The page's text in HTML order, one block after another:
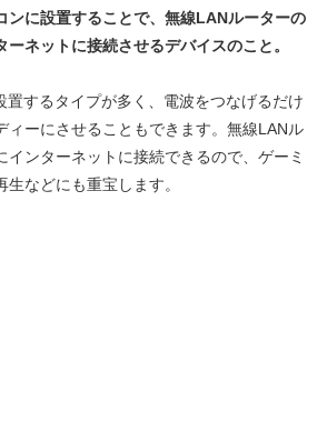
ンに設置することで、無線LANルーターの
ネットに接続させるデバイスのこと。
置するタイプが多く、電波をつなげるだけ
ィーにさせることもできます。無線LANル
インターネットに接続できるので、ゲーミ
などにも重宝します。